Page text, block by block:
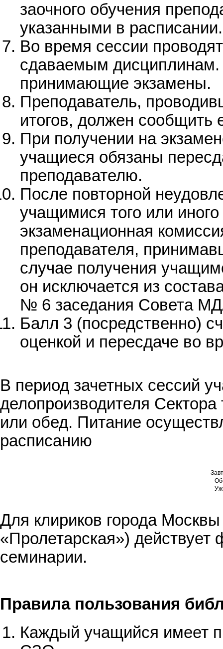
заочного обучения
указанными в расписании.
Во время сессии
сдаваемым дисциплинам.
принимающие экзамены.
Преподаватель,
итогов, должен сообщить
При получении на
учащиеся обязаны
преподавателю.
После повторной
учащимися того или
экзаменационная
преподавателя,
случае получения
он исключается из
№ 6 заседания Совета
Балл 3 (посредственно)
оценкой и пересдаче во
В период зачетных сессий
делопроизводителя
или обед. Питание
расписанию
Для клириков города
«Пролетарская») действует
семинарии.
Правила пользования
Каждый учащийся имеет